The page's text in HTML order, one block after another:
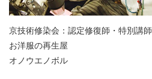
京技術修染会：認定修復師・特別講師
お洋服の再生屋
オノウエノボル